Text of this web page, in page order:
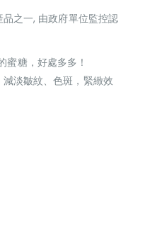
之一, 由政府單位監控認
蜜糖，好處多多！
淡皺紋、色斑，緊緻效